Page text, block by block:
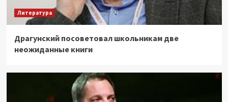
Литература
Драгунский посоветовал школьникам две
неожиданные книги